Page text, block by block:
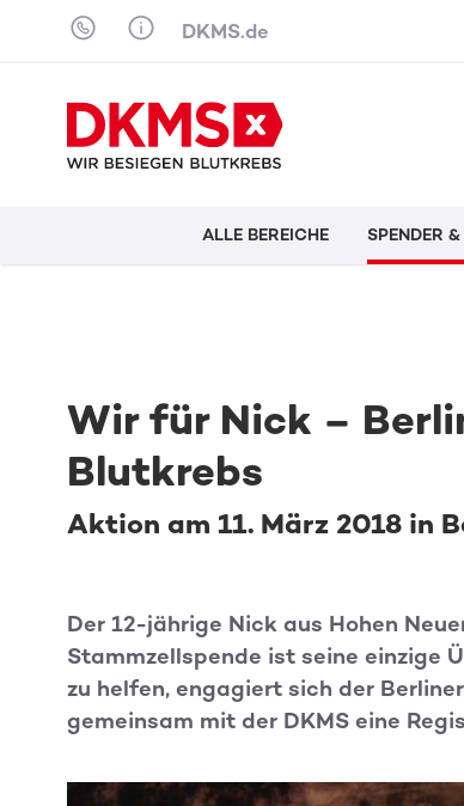
Skip to content
DKMS.de
ALLE BEREICHE SPENDER
Wir für Nick –
Blutkrebs
Aktion am 11. März 2018 in
Der 12-jährige Nick aus Hohen
Stammzellspende ist seine einzige
zu helfen, engagiert sich der
gemeinsam mit der DKMS eine